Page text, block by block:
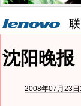
沈阳晚报
2008年07月23